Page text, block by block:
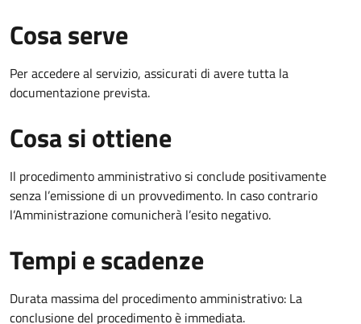
Cosa serve
Per accedere al servizio, assicurati di avere tutta la
documentazione prevista.
Cosa si ottiene
Il procedimento amministrativo si conclude positivamente
senza l’emissione di un provvedimento. In caso contrario
l’Amministrazione comunicherà l’esito negativo.
Tempi e scadenze
Durata massima del procedimento amministrativo: La
conclusione del procedimento è immediata.